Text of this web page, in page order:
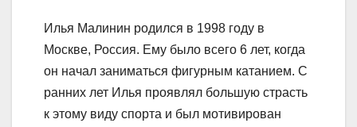
Илья Малинин родился в 1998 году в
Москве, Россия. Ему было всего 6 лет, когда
он начал заниматься фигурным катанием. С
ранних лет Илья проявлял большую страсть
к этому виду спорта и был мотивирован